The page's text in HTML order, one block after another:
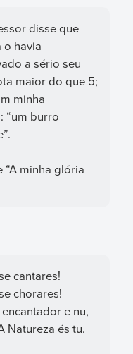
disse que
o havia
a sério seu
maior do que 5;
minha
“um burro
minha glória
cantares!
chorares!
e nu,
Natureza és tu.